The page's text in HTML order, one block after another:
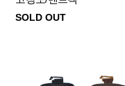
SOLD OUT